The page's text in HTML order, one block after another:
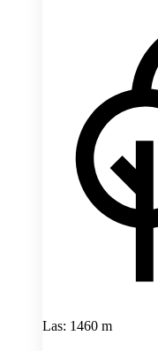
Las: 1460 m